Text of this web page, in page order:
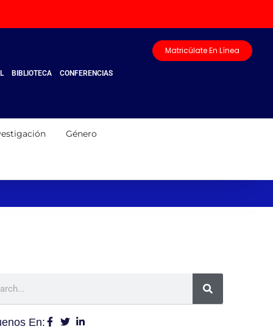
BIBLIOTECA CONFERENCIAS
Matricúlate En Línea
Género
En: